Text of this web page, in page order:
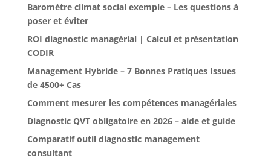
Baromètre climat social exemple – Les questions à
poser et éviter
ROI diagnostic managérial | Calcul et présentation
CODIR
Management Hybride – 7 Bonnes Pratiques Issues
de 4500+ Cas
Comment mesurer les compétences managériales
Diagnostic QVT obligatoire en 2026 – aide et guide
Comparatif outil diagnostic management
consultant